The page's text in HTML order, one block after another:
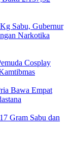
Sabu, Gubernur
Narkotika
Cosplay
Bawa Empat
Gram Sabu dan